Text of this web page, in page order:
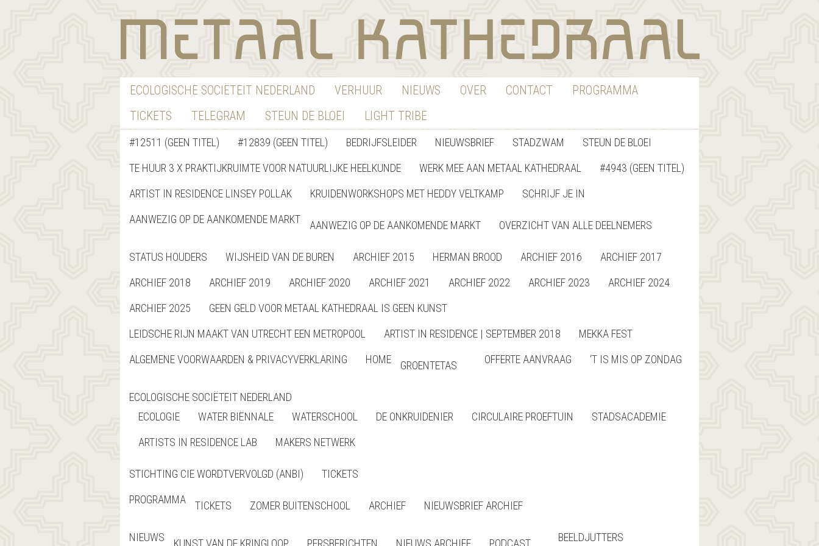
ECOLOGISCHE SOCIËTEIT NEDERLAND VERHUUR NIEUWS OVER CONTACT
PROGRAMMA
TICKETS
TELEGRAM STEUN DE BLOEI LIGHT TRIBE
#12511 (GEEN TITEL) #12839 (GEEN TITEL) BEDRIJFSLEIDER NIEUWSBRIEF STADZWAM
STEUN DE BLOEI
TE HUUR 3 X PRAKTIJKRUIMTE VOOR NATUURLIJKE HEELKUNDE
WERK MEE AAN METAAL KATHEDRAAL
#4943 (GEEN TITEL)
ARTIST IN RESIDENCE LINSEY POLLAK
KRUIDENWORKSHOPS MET HEDDY VELTKAMP
SCHRIJF JE IN
AANWEZIG OP DE AANKOMENDE MARKT
AANWEZIG OP DE AANKOMENDE MARKT OVERZICHT VAN ALLE DEELNEMERS
STATUS HOUDERS WIJSHEID VAN DE BUREN ARCHIEF 2015 HERMAN BROOD ARCHIEF 2016
ARCHIEF 2017
ARCHIEF 2018
ARCHIEF 2019 ARCHIEF 2020 ARCHIEF 2021 ARCHIEF 2022 ARCHIEF 2023
ARCHIEF 2024
ARCHIEF 2025
GEEN GELD VOOR METAAL KATHEDRAAL IS GEEN KUNST
LEIDSCHE RIJN MAAKT VAN UTRECHT EEN METROPOOL
ARTIST IN RESIDENCE | SEPTEMBER 2018
MEKKA FEST
ALGEMENE VOORWAARDEN & PRIVACYVERKLARING
HOME GROENTETAS OFFERTE AANVRAAG ‘T IS MIS OP ZONDAG
ECOLOGISCHE SOCIËTEIT NEDERLAND
ECOLOGIE
WATER BIËNNALE WATERSCHOOL DE ONKRUIDENIER CIRCULAIRE PROEFTUIN
STADSACADEMIE
ARTISTS IN RESIDENCE LAB
MAKERS NETWERK
STICHTING CIE WORDTVERVOLGD (ANBI)
TICKETS
PROGRAMMA
TICKETS ZOMER BUITENSCHOOL ARCHIEF NIEUWSBRIEF ARCHIEF
NIEUWS KUNST VAN DE KRINGLOOP PERSBERICHTEN NIEUWS ARCHIEF PODCAST BEELDJUTTERS